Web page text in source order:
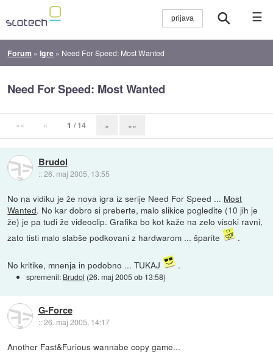
☰
Forum »Igre » Need For Speed: Most Wanted
Need For Speed: Most Wanted
«« « 1 / 14 » »»
Brudol
::26. maj 2005, 13:55
No na vidiku je že nova igra iz serije Need For Speed ... Most
Wanted. No kar dobro si preberte, malo slikice pogledite (10 jih je
že) je pa tudi že videoclip. Grafika bo kot kaže na zelo visoki ravni,
zato tisti malo slabše podkovani z hardwarom ... šparite
.
No kritike, mnenja in podobno ... TUKAJ .
spremenil: Brudol (26. maj 2005 ob 13:58)
G-Force
::26. maj 2005, 14:17
Another Fast&Furious wannabe copy game...